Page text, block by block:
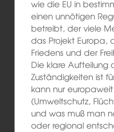
wie die EU in
einen unnötigen
betreibt, der viele
das Projekt Europa,
Friedens und der
Die klare Aufteilung
Zuständigkeiten ist
kann nur
(Umweltschutz,
und was muß man
oder regional